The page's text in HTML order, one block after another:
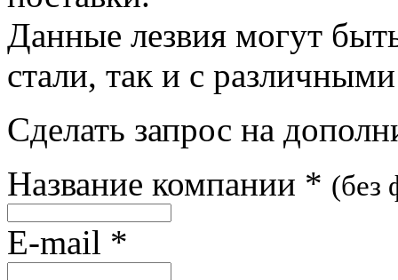
Данные лезвия могут
стали, так и с
Сделать запрос на
Название компании * (без
E-mail *